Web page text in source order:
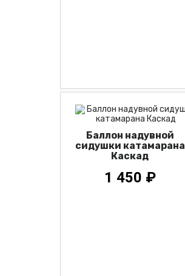
Баллон надувной
сидушки катамарана
Каскад
1 450 ₽